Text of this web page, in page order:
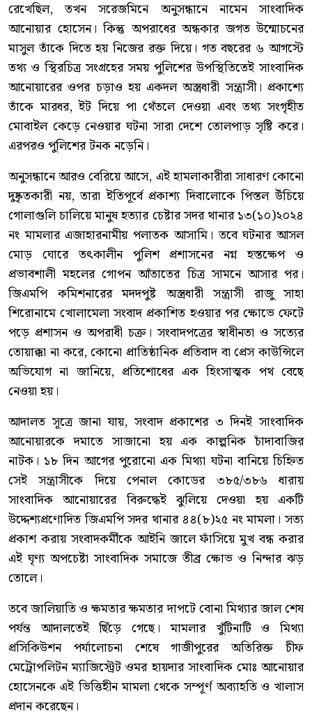
রেখেছিল, তখন সরেজমিনে অনুসন্ধানে নামেন সাংবাদিক
আনোয়ার হোসেন। কিন্তু অপরাধের অন্ধকার জগত উন্মোচনের
মাসুল তাঁকে দিতে হয় নিজের রক্ত দিয়ে। গত বছরের ৬ আগস্টে
তথ্য ও স্থিরচিত্র সংগ্রহের সময় পুলিশের উপস্থিতিতেই সাংবাদিক
আনোয়ারের ওপর চড়াও হয় একদল অস্ত্রধারী সন্ত্রাসী। প্রকাশ্যে
তাঁকে মারধর, ইট দিয়ে পা থেঁতলে দেওয়া এবং তথ্য সংগৃহীত
মোবাইল কেড়ে নেওয়ার ঘটনা সারা দেশে তোলপাড় সৃষ্টি করে।
এরপরও পুলিশের টনক নড়েনি।
অনুসন্ধানে আরও বেরিয়ে আসে, এই হামলাকারীরা সাধারণ কোনো
দুষ্কৃতকারী নয়, তারা ইতিপূর্বে প্রকাশ্য দিবালোকে পিস্তল উঁচিয়ে
গোলাগুলি চালিয়ে মানুষ হত্যার চেষ্টার সদর থানার ১৩(১০)২০২৪
নং মামলার এজাহারনামীয় পলাতক আসামি। তবে ঘটনার আসল
মোড় ঘোরে তৎকালীন পুলিশ প্রশাসনের নগ্ন হস্তক্ষেপ ও
প্রভাবশালী মহলের গোপন আঁতাতের চিত্র সামনে আসার পর।
জিএমপি কমিশনারের মদদপুষ্ট অস্ত্রধারী সন্ত্রাসী রাজু সাহা
শিরোনামে খোলামেলা সংবাদ প্রকাশিত হওয়ার পর ক্ষোভে ফেটে
পড়ে প্রশাসন ও অপরাধী চক্র। সংবাদপত্রের স্বাধীনতা ও সত্যের
তোয়াক্কা না করে, কোনো প্রাতিষ্ঠানিক প্রতিবাদ বা প্রেস কাউন্সিলে
অভিযোগ না জানিয়ে, প্রতিশোধের এক হিংসাত্মক পথ বেছে
নেওয়া হয়।
আদালত সূত্রে জানা যায়, সংবাদ প্রকাশের ৩ দিনই সাংবাদিক
আনোয়ারকে দমাতে সাজানো হয় এক কাল্পনিক চাঁদাবাজির
নাটক। ১৮ দিন আগের পুরোনো এক মিথ্যা ঘটনা বানিয়ে চিহ্নিত
সেই সন্ত্রাসীকে দিয়ে পেনাল কোডের ৩৮৫/৩৮৬ ধারায়
সাংবাদিক আনোয়ারের বিরুদ্ধেই ঝুলিয়ে দেওয়া হয় একটি
উদ্দেশ্যপ্রণোদিত জিএমপি সদর থানার ৪৪(৮)২৫ নং মামলা। সত্য
প্রকাশ করায় সংবাদকর্মীকে আইনি জালে ফাঁসিয়ে মুখ বন্ধ করার
এই ঘৃণ্য অপচেষ্টা সাংবাদিক সমাজে তীব্র ক্ষোভ ও নিন্দার ঝড়
তোলে।
তবে জালিয়াতি ও ক্ষমতার ক্ষমতার দাপটে বোনা মিথ্যার জাল শেষ
পর্যন্ত আদালতেই ছিঁড়ে গেছে। মামলার খুঁটিনাটি ও মিথ্যা
প্রসিকিউশন পর্যালোচনা শেষে গাজীপুরের অতিরিক্ত চীফ
মেট্রোপলিটন ম্যাজিস্ট্রেট ওমর হায়দার সাংবাদিক মোঃ আনোয়ার
হোসেনকে এই ভিত্তিহীন মামলা থেকে সম্পূর্ণ অব্যাহতি ও খালাস
প্রদান করেছেন।